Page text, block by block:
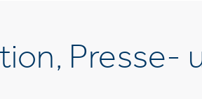
Presse-